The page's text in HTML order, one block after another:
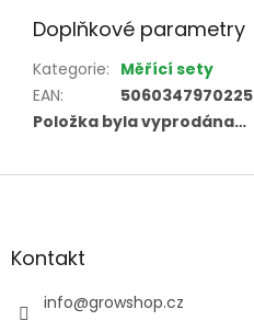
Doplňkové parametry
Kategorie: Měřící sety
EAN:
5060347970225
Položka byla vyprodána…
Z
aKontakt
info@growshop.cz